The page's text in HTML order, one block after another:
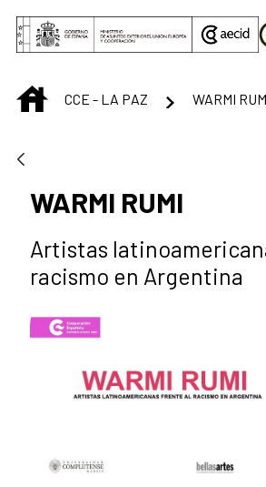
Saltar al contenido principal
INICIOCCE - LA PAZ WARMI
WARMI RUMI
Artistas
racismo en Argentina